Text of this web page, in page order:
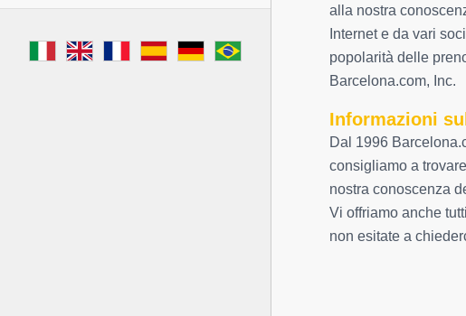
alla nostra
Internet e da vari
popolarità delle
Barcelona.com, Inc.
Informazioni
Dal 1996
consigliamo a
nostra conoscenza
Vi offriamo anche
non esitate a